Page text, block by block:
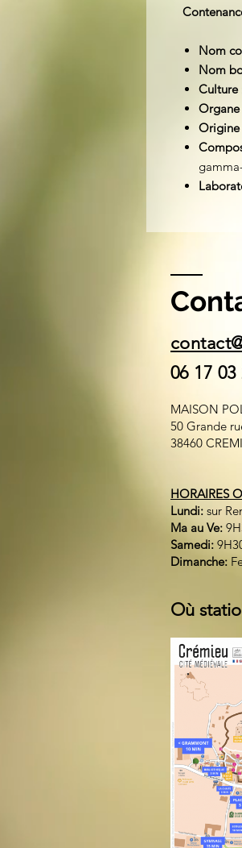
Nom
Nom
Culture
Origine
06 17 03
MAISON
50 Grande
38460
HORAIRES
Lundi: sur
Ma au Ve:
Samedi:
Dimanche:
Où